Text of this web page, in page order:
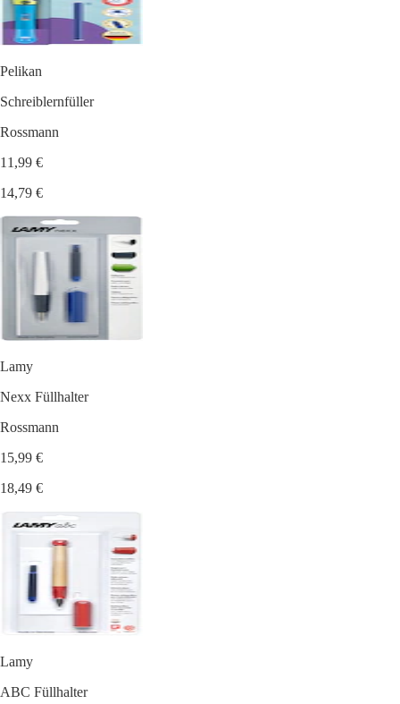
Pelikan
Schreiblernfüller
Rossmann
11,99 €
14,79 €
Lamy
Nexx Füllhalter
Rossmann
15,99 €
18,49 €
Lamy
ABC Füllhalter